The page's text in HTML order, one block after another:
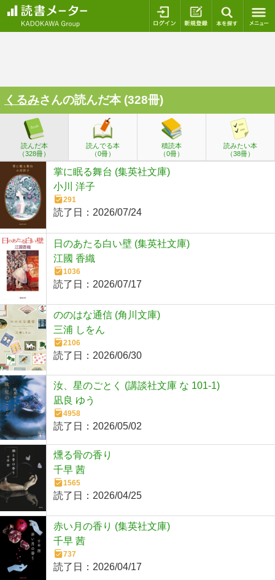
ログイン 新規登録
くるみさんの読んだ本 (328冊)
読んだ本
（328冊）
読んでる本
（0冊）
積読本
（0冊）
読みたい本
（38冊）
掌に眠る舞台 (集英社文庫)
小川 洋子
291
読了日： 2026/07/24
日のあたる白い壁 (集英社文庫)
江國 香織
1036
読了日： 2026/07/17
ののはな通信 (角川文庫)
三浦 しをん
2106
読了日： 2026/06/30
汝、星のごとく (講談社文庫 な 101-1)
凪良 ゆう
4958
読了日： 2026/05/02
燻る骨の香り
千早 茜
1565
読了日： 2026/04/25
赤い月の香り (集英社文庫)
千早 茜
737
読了日： 2026/04/17